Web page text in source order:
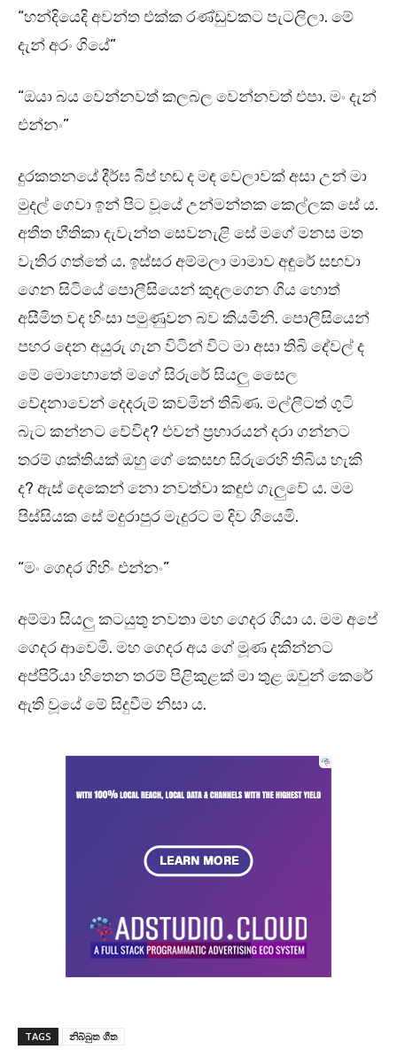
“හන්දියෙදි අවන්ත එක්ක රණ්ඩුවකට පැටලිලා. මේ
දැන් අරං ගියේ”
“ඔයා බය වෙන්නවත් කලබල වෙන්නවත් එපා. මං දැන්
එන්නං”
දුරකතනයේ දීර්ඝ බීප් හඬ ද මඳ වෙලාවක් අසා උන් මා
මුදල් ගෙවා ඉන් පිට වූයේ උන්මන්තක කෙල්ලක සේ ය.
අතීත භීතිකා දැවැන්ත සෙවනැළි සේ මගේ මනස මත
වැතිර ගත්තේ ය. ඉස්සර අම්මලා මාමාව අඳුරේ සඟවා
ගෙන සිටියේ පොලීසියෙන් කුදලගෙන ගිය හොත්
අසීමිත වද හිංසා පමුණුවන බව කියමිනි. පොලීසියෙන්
පහර දෙන අයුරු ගැන විටින් විට මා අසා තිබි දේවල් ද
මේ මොහොතේ මගේ සිරුරේ සියලු සෛල
වේදනාවෙන් දෙදරුම් කවමින් තිබිණ. මල්ලීටත් ගුටි
බැට කන්නට වේවිද? එවන් ප්‍රහාරයන් දරා ගන්නට
තරම් ශක්තියක් ඔහු ගේ කෙසඟ සිරුරෙහි තිබිය හැකි
ද? ඇස් දෙකෙන් නො නවත්වා කඳුළු ගැලුවේ ය. මම
පිස්සියක සේ මදුරාපුර මැදුරට ම දිව ගියෙමි.
“මං ගෙදර ගිහිං එන්නං”
අම්මා සියලු කටයුතු නවතා මහ ගෙදර ගියා ය. මම අපේ
ගෙදර ආවෙමි. මහ ගෙදර අය ගේ මූණ දකින්නට
අප්පිරියා හිතෙන තරම් පිළිකුළක් මා තුළ ඔවුන් කෙරේ
ඇති වූයේ මේ සිදුවීම නිසා ය.
TAGS නිබ්බුත ගීත